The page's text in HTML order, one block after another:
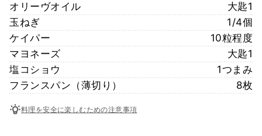
オリーヴオイル
大匙1
玉ねぎ
1/4個
ケイパー
10粒程度
マヨネーズ
大匙1
塩コショウ
1つまみ
フランスパン（薄切り）
8枚
料理を安全に楽しむための注意事項